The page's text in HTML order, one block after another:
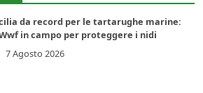
da record per le tartarughe marine:
in campo per proteggere i nidi
7 Agosto 2026